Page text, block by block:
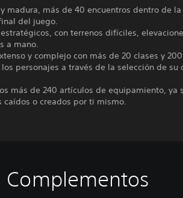
madura, más de 40 encuentros dentro de
del juego.
con terrenos difíciles,
a mano.
y complejo con más de 20 clases y
personajes a través de la selección de su
más de 240 artículos de equipamiento, ya
o creados por ti mismo.
Complementos